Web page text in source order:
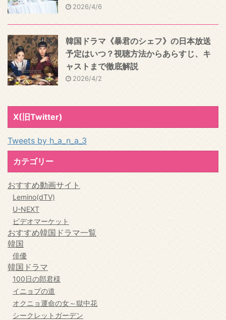
2026/4/6
韓国ドラマ《暴君のシェフ》の日本放送
予定はいつ？視聴方法からあらすじ、キ
ャストまで徹底解説
2026/4/2
X(旧Twitter)
Tweets by h_a_n_a_3
カテゴリー
おすすめ動画サイト
Lemino(dTV)
U-NEXT
ビデオマーケット
おすすめ韓国ドラマ一覧
韓国
俳優
韓国ドラマ
100日の郎君様
イニョプの道
オクニョ運命の女～獄中花
シークレットガーデン